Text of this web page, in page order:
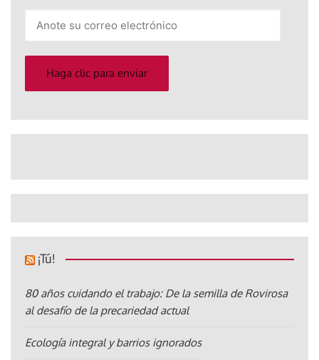
electrónico
Haga clic para enviar
¡Tú!
80 años cuidando el trabajo: De la semilla de Rovirosa
al desafío de la precariedad actual
Ecología integral y barrios ignorados